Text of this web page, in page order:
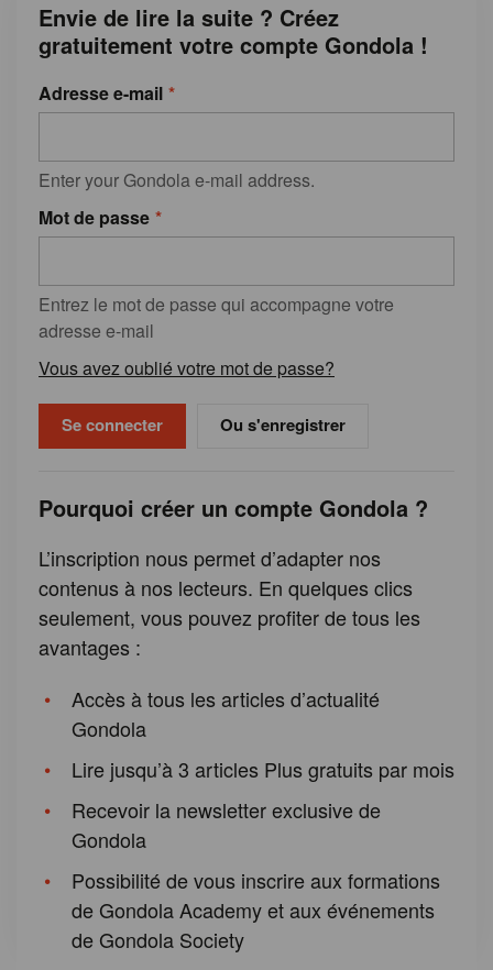
Envie de lire la suite ? Créez
gratuitement votre compte Gondola !
Adresse e-mail
Enter your Gondola e-mail address.
Mot de passe
Entrez le mot de passe qui accompagne votre
adresse e-mail
Vous avez oublié votre mot de passe?
Ou s'enregistrer
Pourquoi créer un compte Gondola ?
L’inscription nous permet d’adapter nos
contenus à nos lecteurs. En quelques clics
seulement, vous pouvez profiter de tous les
avantages :
Accès à tous les articles d’actualité
Gondola
Lire jusqu’à 3 articles Plus gratuits par mois
Recevoir la newsletter exclusive de
Gondola
Possibilité de vous inscrire aux formations
de Gondola Academy et aux événements
de Gondola Society